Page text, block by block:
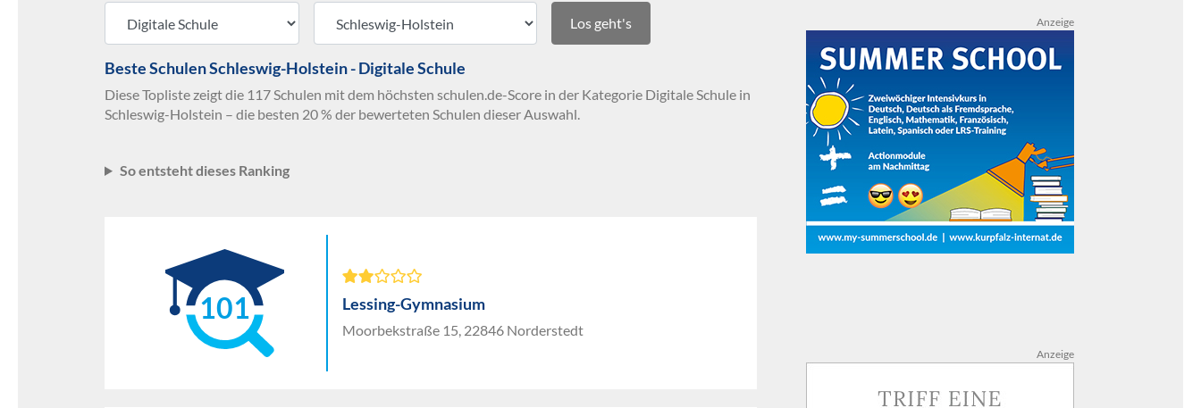
Los geht's
Beste Schulen Schleswig-Holstein - Digitale Schule
Diese Topliste zeigt die 117 Schulen mit dem höchsten schulen.de-Score in der Kategorie Digitale Schule in
Schleswig-Holstein – die besten 20 % der bewerteten Schulen dieser Auswahl.
So entsteht dieses Ranking
101 Lessing-Gymnasium
Moorbekstraße 15, 22846 Norderstedt
Anzeige
Anzeige